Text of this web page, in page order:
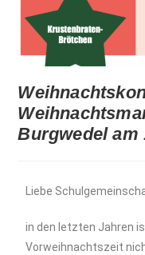
Burgwedel am
Liebe
in den letzten Jahren
Vorweihnachtszeit